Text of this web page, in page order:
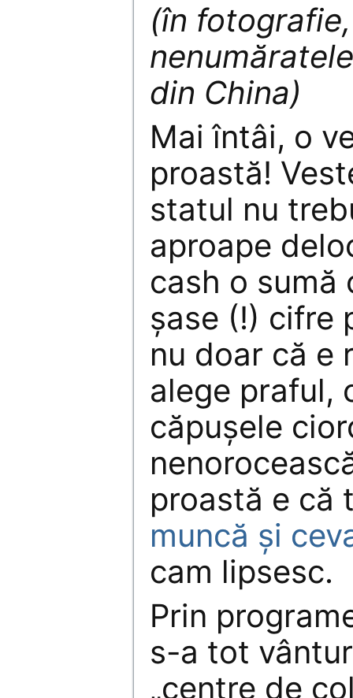
(în
din China)
Mai întâi, o
proastă!
statul nu
aproape
cash o sumă
șase (!) cifre
nu doar că e
alege praful,
căpușele
proastă e că
muncă și
cam lipsesc.
Prin
s-a tot
„centre de